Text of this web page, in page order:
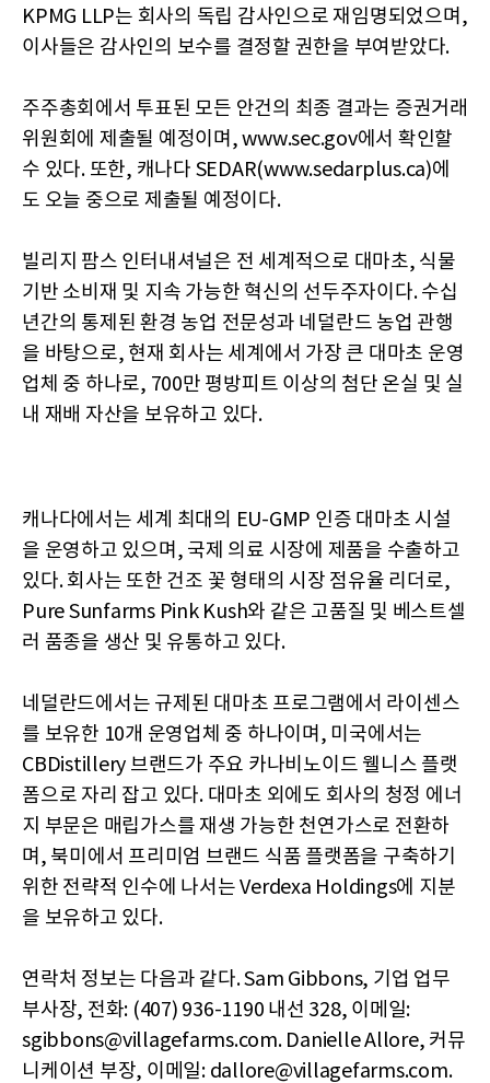
KPMG LLP는 회사의 독립 감사인으로 재임명되었으며,
이사들은 감사인의 보수를 결정할 권한을 부여받았다.
주주총회에서 투표된 모든 안건의 최종 결과는 증권거래
위원회에 제출될 예정이며, www.sec.gov에서 확인할
수 있다. 또한, 캐나다 SEDAR(www.sedarplus.ca)에
도 오늘 중으로 제출될 예정이다.
빌리지 팜스 인터내셔널은 전 세계적으로 대마초, 식물
기반 소비재 및 지속 가능한 혁신의 선두주자이다. 수십
년간의 통제된 환경 농업 전문성과 네덜란드 농업 관행
을 바탕으로, 현재 회사는 세계에서 가장 큰 대마초 운영
업체 중 하나로, 700만 평방피트 이상의 첨단 온실 및 실
내 재배 자산을 보유하고 있다.
캐나다에서는 세계 최대의 EU-GMP 인증 대마초 시설
을 운영하고 있으며, 국제 의료 시장에 제품을 수출하고
있다. 회사는 또한 건조 꽃 형태의 시장 점유율 리더로,
Pure Sunfarms Pink Kush와 같은 고품질 및 베스트셀
러 품종을 생산 및 유통하고 있다.
네덜란드에서는 규제된 대마초 프로그램에서 라이센스
를 보유한 10개 운영업체 중 하나이며, 미국에서는
CBDistillery 브랜드가 주요 카나비노이드 웰니스 플랫
폼으로 자리 잡고 있다. 대마초 외에도 회사의 청정 에너
지 부문은 매립가스를 재생 가능한 천연가스로 전환하
며, 북미에서 프리미엄 브랜드 식품 플랫폼을 구축하기
위한 전략적 인수에 나서는 Verdexa Holdings에 지분
을 보유하고 있다.
연락처 정보는 다음과 같다. Sam Gibbons, 기업 업무
부사장, 전화: (407) 936-1190 내선 328, 이메일:
sgibbons@villagefarms.com. Danielle Allore, 커뮤
니케이션 부장, 이메일: dallore@villagefarms.com.